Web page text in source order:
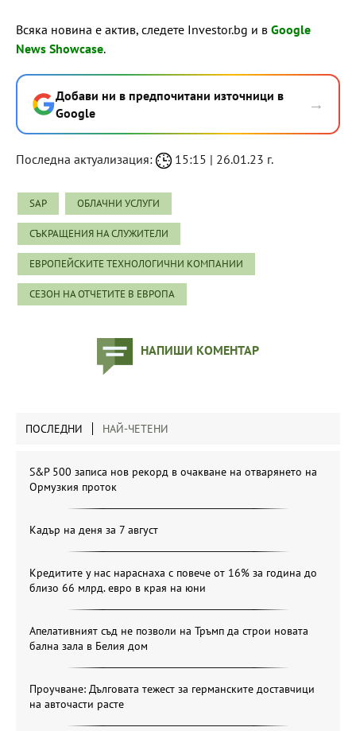
Всяка новина е актив, следете Investor.bg и в Google
News Showcase.
Добави ни в предпочитани източници в
Google
→
Последна актуализация: 15:15 | 26.01.23 г.
SAP ОБЛАЧНИ УСЛУГИ
СЪКРАЩЕНИЯ НА СЛУЖИТЕЛИ
ЕВРОПЕЙСКИТЕ ТЕХНОЛОГИЧНИ КОМПАНИИ
СЕЗОН НА ОТЧЕТИТЕ В ЕВРОПА
НАПИШИ КОМЕНТАР
ПОСЛЕДНИ НАЙ-ЧЕТЕНИ
S&P 500 записа нов рекорд в очакване на отварянето на
Ормузкия проток
Кадър на деня за 7 август
Кредитите у нас нараснаха с повече от 16% за година до
близо 66 млрд. евро в края на юни
Апелативният съд не позволи на Тръмп да строи новата
бална зала в Белия дом
Проучване: Дълговата тежест за германските доставчици
на авточасти расте